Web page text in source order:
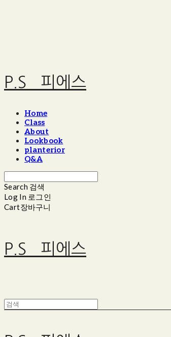
P.S_ 피에스
Home
Class
About
Lookbook
planterior
Q&A
Search 검색
Log In 로그인
Cart장바구니
P.S_ 피에스